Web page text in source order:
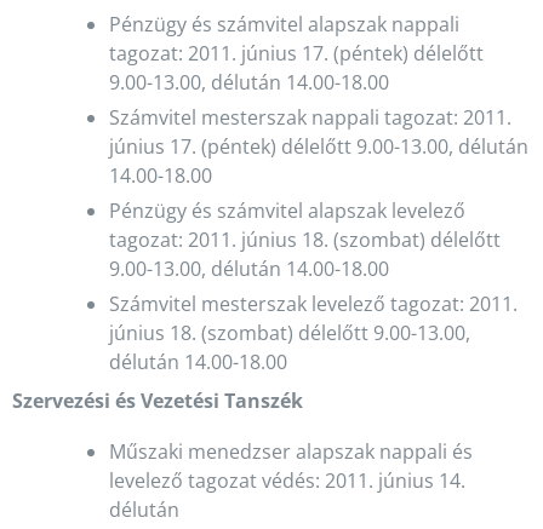
Pénzügy és számvitel alapszak nappali
tagozat: 2011. június 17. (péntek) délelőtt
9.00-13.00, délután 14.00-18.00
Számvitel mesterszak nappali tagozat: 2011.
június 17. (péntek) délelőtt 9.00-13.00, délután
14.00-18.00
Pénzügy és számvitel alapszak levelező
tagozat: 2011. június 18. (szombat) délelőtt
9.00-13.00, délután 14.00-18.00
Számvitel mesterszak levelező tagozat: 2011.
június 18. (szombat) délelőtt 9.00-13.00,
délután 14.00-18.00
Szervezési és Vezetési Tanszék
Műszaki menedzser alapszak nappali és
levelező tagozat védés: 2011. június 14.
délután